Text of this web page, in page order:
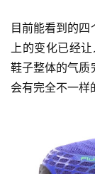
目前能看到的
上的变化已经
鞋子整体的气质
会有完全不一样